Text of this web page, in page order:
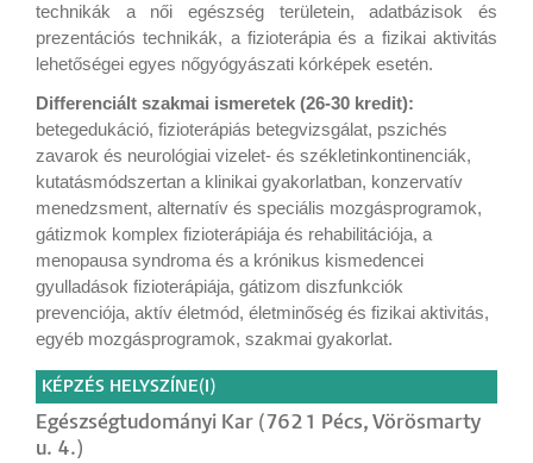
technikák a női egészség területein, adatbázisok és
prezentációs technikák, a fizioterápia és a fizikai aktivitás
lehetőségei egyes nőgyógyászati kórképek esetén.
Differenciált szakmai ismeretek (26-30 kredit):
betegedukáció, fizioterápiás betegvizsgálat, pszichés
zavarok és neurológiai vizelet- és székletinkontinenciák,
kutatásmódszertan a klinikai gyakorlatban, konzervatív
menedzsment, alternatív és speciális mozgásprogramok,
gátizmok komplex fizioterápiája és rehabilitációja, a
menopausa syndroma és a krónikus kismedencei
gyulladások fizioterápiája, gátizom diszfunkciók
prevenciója, aktív életmód, életminőség és fizikai aktivitás,
egyéb mozgásprogramok, szakmai gyakorlat.
KÉPZÉS HELYSZÍNE(I)
Egészségtudományi Kar (7621 Pécs, Vörösmarty
u. 4.)